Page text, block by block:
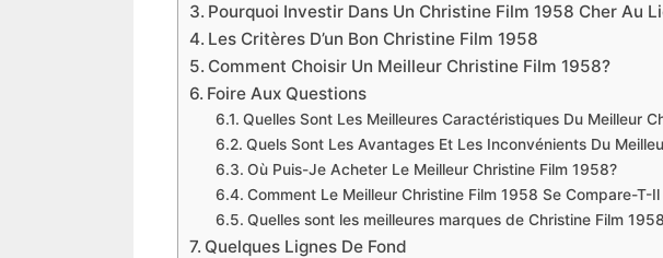
Pourquoi Investir Dans Un Christine Film 1958 Cher Au
Les Critères D’un Bon Christine Film 1958
Comment Choisir Un Meilleur Christine Film 1958?
Foire Aux Questions
Quelles Sont Les Meilleures Caractéristiques Du Meilleur
Quels Sont Les Avantages Et Les Inconvénients Du
Où Puis-Je Acheter Le Meilleur Christine Film 1958?
Comment Le Meilleur Christine Film 1958 Se Compare-T-
Quelles sont les meilleures marques de Christine Film
Quelques Lignes De Fond